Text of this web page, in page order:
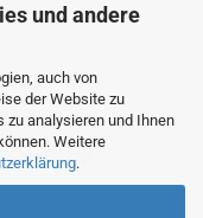
und andere
auch von
der Website zu
zu analysieren und Ihnen
Weitere
.
MwSt. zzgl.